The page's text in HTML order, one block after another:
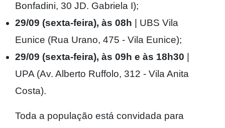
Bonfadini, 30 JD. Gabriela I);
29/09 (sexta-feira), às 08h
| UBS Vila
Eunice (Rua Urano, 475 - Vila Eunice);
29/09 (sexta-feira), às 09h e às 18h30
UPA (Av. Alberto Ruffolo, 312 - Vila Anita
Costa).
Toda a população está convidada para